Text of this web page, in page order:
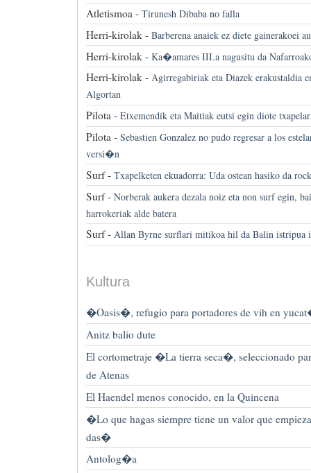
Atletismoa - Tirunesh Dibaba no falla
Herri-kirolak - Barberena anaiek ez diete gainerakoei
Herri-kirolak - Ka�amares III.a nagusitu da
Herri-kirolak - Agirregabiriak eta Diazek erakustaldia
Algortan
Pilota - Etxemendik eta Maitiak eutsi egin diote
Pilota - Sebastien Gonzalez no pudo regresar a los
versi�n
Surf - Txapelketen ekuadorra: Uda ostean hasiko da
Surf - Norberak aukera dezala noiz eta non surf egin,
harrokeriak alde batera
Surf - Allan Byrne surflari mitikoa hil da Balin istripua
Kultura
�Oasis�, refugio para portadores de vih en
Anitz balio dute
El cortometraje �La tierra seca�, seleccionado
de Atenas
El Haendel menos conocido, en la Quincena
�Lo que hagas siempre tiene un valor que
das�
Antolog�a